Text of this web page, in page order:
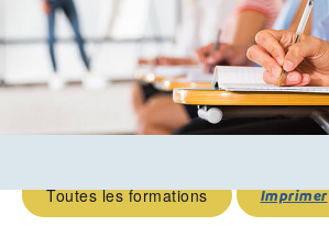
Toutes les formations Imprimer